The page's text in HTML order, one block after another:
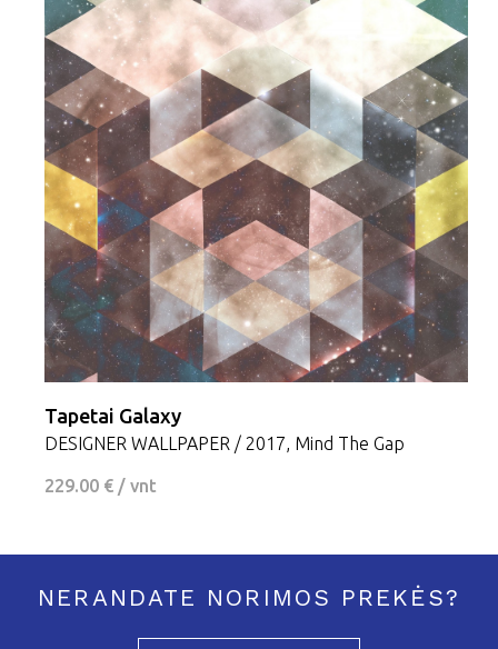
Tapetai Galaxy
DESIGNER WALLPAPER / 2017, Mind The Gap
229.00 € / vnt
NERANDATE NORIMOS PREKĖS?